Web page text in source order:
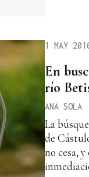
1 MAY
En
río
ANA SOLA
La
de
no cesa,